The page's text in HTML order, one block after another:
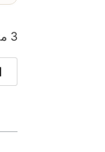
3 متوفر في المخزون